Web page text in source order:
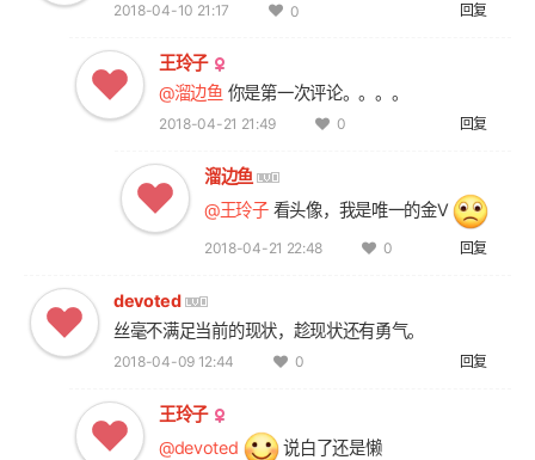
2018-04-10 21:17 回复
0
王玲子
@溜边鱼 你是第一次评论。。。。
2018-04-21 21:49 回复
0
溜边鱼
@王玲子 看头像，我是唯一的金V
2018-04-21 22:48 回复
0
devoted
丝毫不满足当前的现状，趁现状还有勇气。
2018-04-09 12:44 回复
0
王玲子
@devoted
说白了还是懒